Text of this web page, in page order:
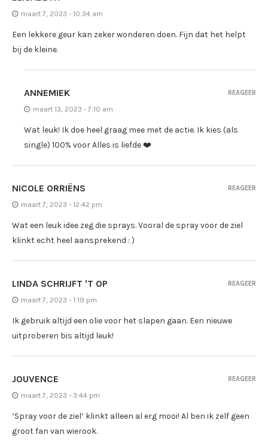
maart 7, 2023 - 10:34 am
Een lekkere geur kan zeker wonderen doen. Fijn dat het helpt
bij de kleine.
ANNEMIEK
maart 13, 2023 - 7:10 am
Wat leuk! Ik doe heel graag mee met de actie. Ik kies (als
single) 100% voor Alles is liefde ❤️
REAGEER
NICOLE ORRIËNS
maart 7, 2023 - 12:42 pm
Wat een leuk idee zeg die sprays. Vooral de spray voor de ziel
klinkt echt heel aansprekend : )
REAGEER
LINDA SCHRIJFT 'T OP
maart 7, 2023 - 1:19 pm
Ik gebruik altijd een olie voor het slapen gaan. Een nieuwe
uitproberen bis altijd leuk!
REAGEER
JOUVENCE
maart 7, 2023 - 3:44 pm
‘Spray voor de ziel’ klinkt alleen al erg mooi! Al ben ik zelf geen
groot fan van wierook.
REAGEER